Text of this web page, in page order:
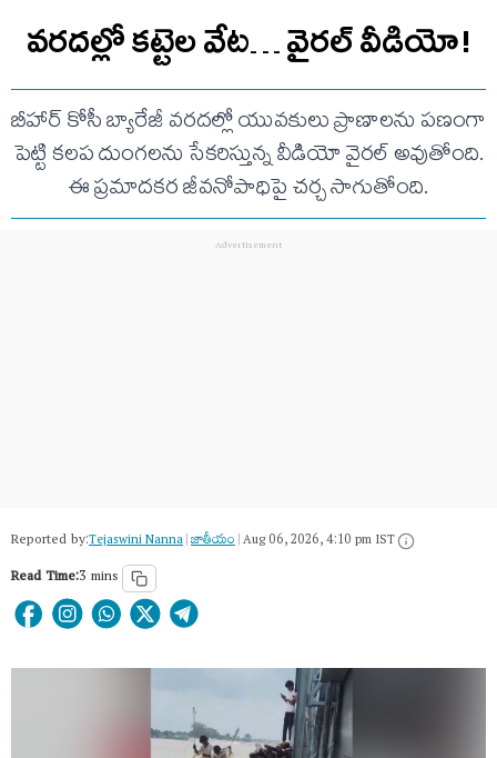
వరదల్లో కట్టెల వేట… వైరల్ వీడియో!
బీహార్ కోసీ బ్యారేజీ వరదల్లో యువకులు ప్రాణాలను పణంగా
పెట్టి కలప దుంగలను సేకరిస్తున్న వీడియో వైరల్ అవుతోంది.
ఈ ప్రమాదకర జీవనోపాధిపై చర్చ సాగుతోంది.
Reported by:Tejaswini Nanna|జాతీయం|Aug 06, 2026, 4:10 pm IST
Read Time:3 mins